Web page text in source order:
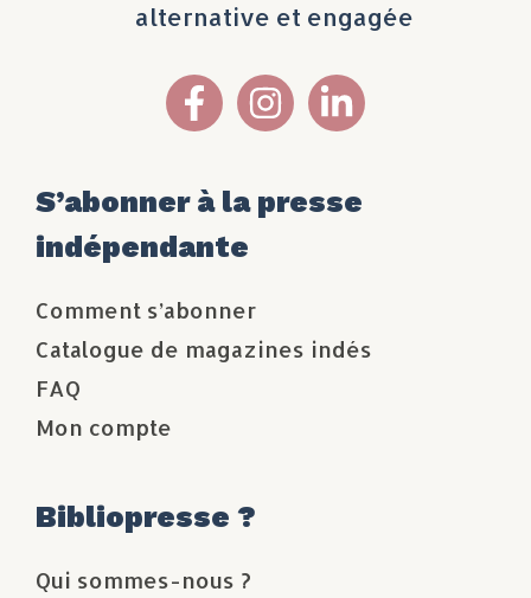
alternative et engagée
S’abonner à la presse
indépendante
Comment s’abonner
Catalogue de magazines indés
FAQ
Mon compte
Bibliopresse ?
Qui sommes-nous ?